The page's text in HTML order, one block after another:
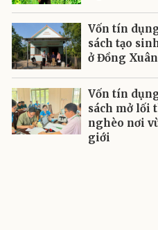
Vốn tín
sách tạo
ở Đồng Xuân
Vốn tín
sách mở lối
nghèo nơi
giới